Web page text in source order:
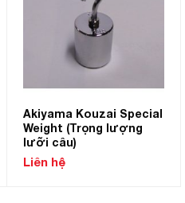
Akiyama Kouzai Special
Weight (Trọng lượng
lưỡi câu)
Liên hệ